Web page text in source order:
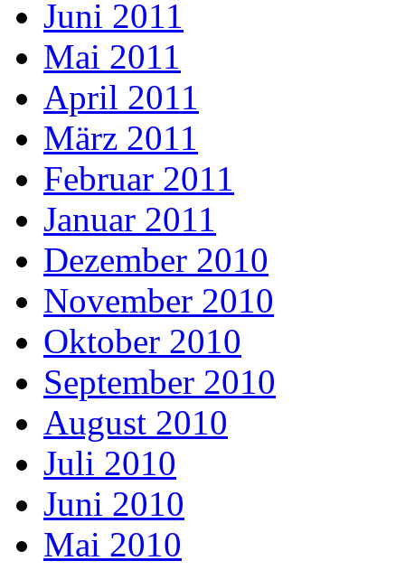
Juni 2011
Mai 2011
April 2011
März 2011
Februar 2011
Januar 2011
Dezember 2010
November 2010
Oktober 2010
September 2010
August 2010
Juli 2010
Juni 2010
Mai 2010